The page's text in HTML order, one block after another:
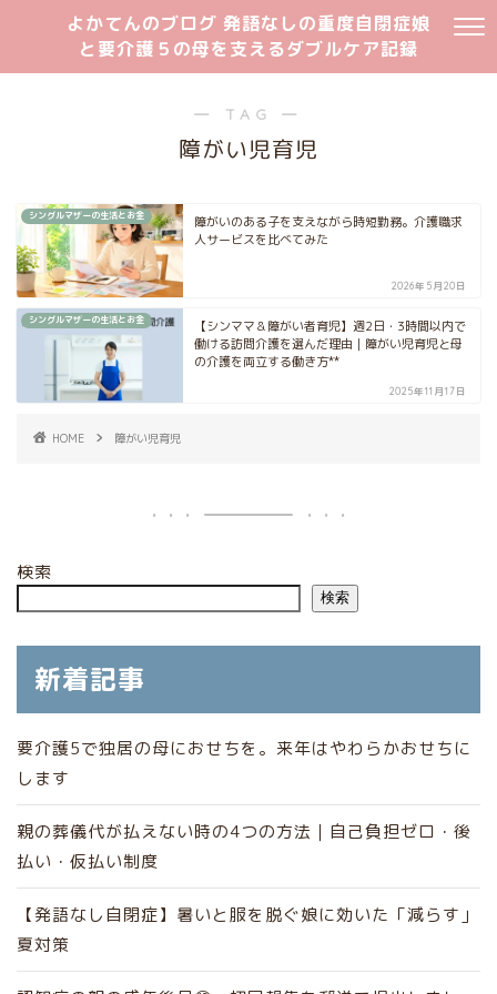
よかてんのブログ 発語なしの重度自閉症娘
と要介護５の母を支えるダブルケア記録
― TAG ―
障がい児育児
シングルマザーの生活とお金
障がいのある子を支えながら時短勤務。介護職求
人サービスを比べてみた
2026年5月20日
シングルマザーの生活とお金
【シンママ＆障がい者育児】週2日・3時間以内で
働ける訪問介護を選んだ理由｜障がい児育児と母
の介護を両立する働き方**
2025年11月17日
HOME 障がい児育児
検索
検索
新着記事
要介護5で独居の母におせちを。来年はやわらかおせちに
します
親の葬儀代が払えない時の4つの方法｜自己負担ゼロ・後
払い・仮払い制度
【発語なし自閉症】暑いと服を脱ぐ娘に効いた「減らす」
夏対策